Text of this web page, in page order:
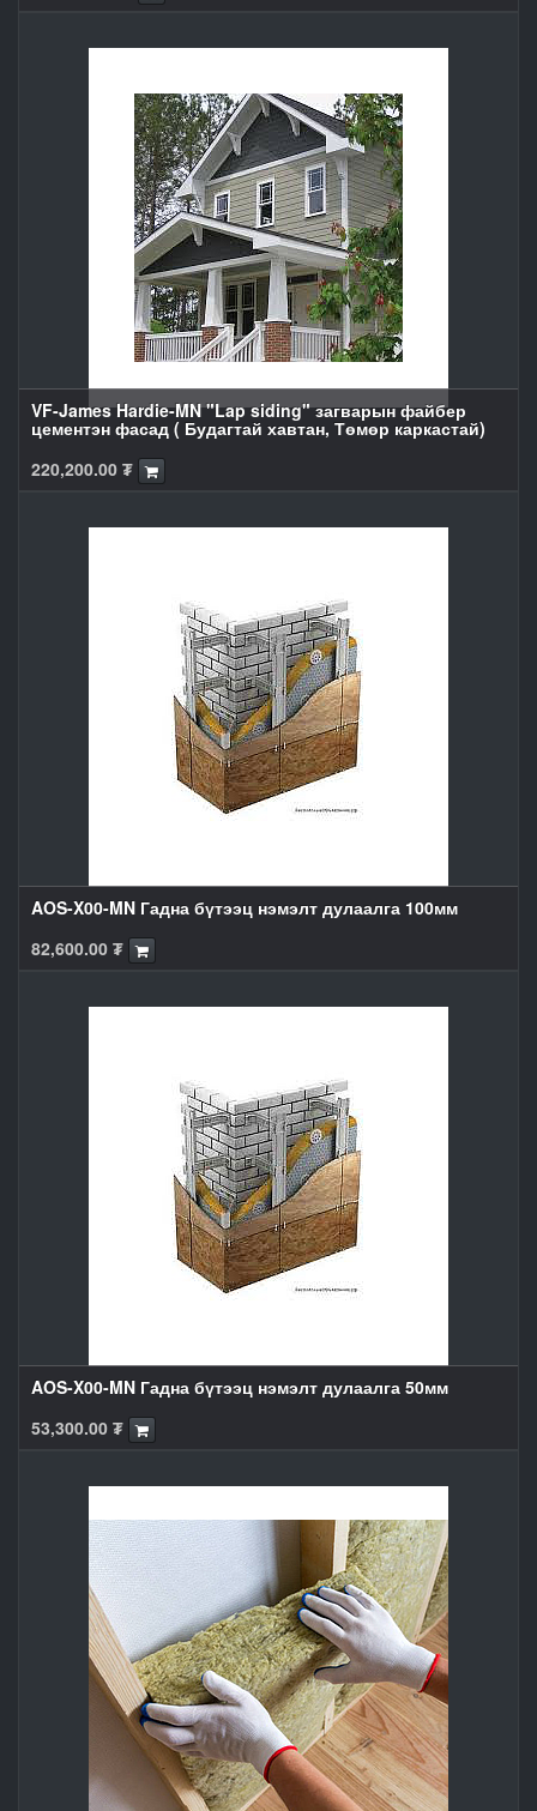
VF-James Hardie-MN "Lap siding" загварын файбер
цементэн фасад ( Будагтай хавтан, Төмөр каркастай)
220,200.00 ₮
AOS-X00-MN Гадна бүтээц нэмэлт дулаалга 100мм
82,600.00 ₮
AOS-X00-MN Гадна бүтээц нэмэлт дулаалга 50мм
53,300.00 ₮